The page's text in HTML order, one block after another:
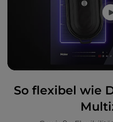
So flexibel wie